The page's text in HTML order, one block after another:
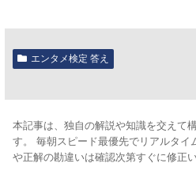
エンタメ検定 答え
本記事は、独自の解説や知識を交えて
す。 毎朝スピード最優先でリアルタイ
や正解の勘違いは確認次第すぐに修正い